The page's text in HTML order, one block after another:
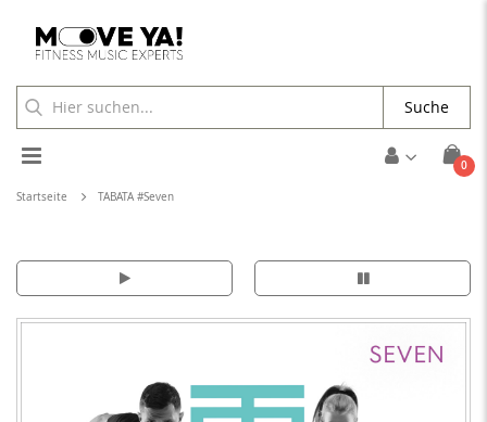
Cart
0
Toggle
Nav
Suche
Startseite TABATA #Seven